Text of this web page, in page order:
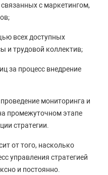
с маркетингом,
всех доступных
и трудовой коллектив;
за процесс внедрение
мониторинга и
промежуточном этапе
стратегии.
от того, насколько
управления стратегией
и постоянно.